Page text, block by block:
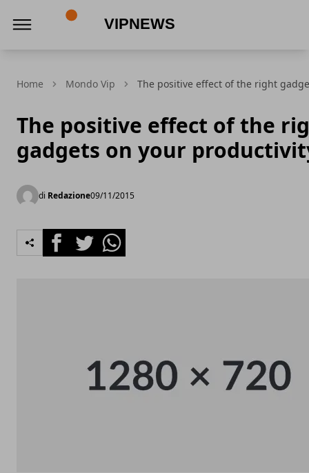
Home Mondo Vip The positive effect of the right
The positive effect of the
gadgets on your
di Redazione09/11/2015
FacebookTwitterWhatsapp